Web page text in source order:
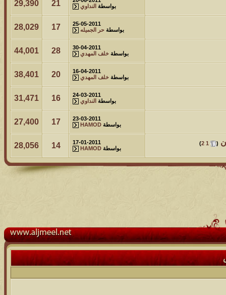
بواسطة النداوي 21
29,390
25-05-2011
بواسطة حر الجميله 17
28,029
30-04-2011
بواسطة خلف المهدي 28
44,001
16-04-2011
بواسطة خلف المهدي 20
38,401
24-03-2011
بواسطة النداوي 16
31,471
23-03-2011
بواسطة HAMOD
17
27,400
(
1
2
)
17-01-2011
بواسطة HAMOD
14
28,056